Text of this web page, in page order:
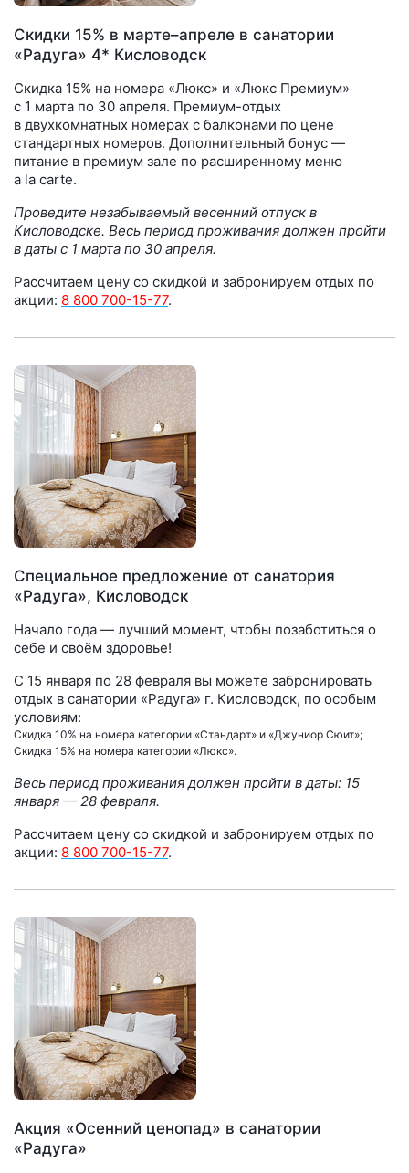
Скидки 15% в марте–апреле в санатории
«Радуга» 4* Кисловодск
Скидка 15% на номера «Люкс» и «Люкс Премиум»
с 1 марта по 30 апреля. Премиум-отдых
в двухкомнатных номерах с балконами по цене
стандартных номеров. Дополнительный бонус —
питание в премиум зале по расширенному меню
a la carte.
Проведите незабываемый весенний отпуск в
Кисловодске. Весь период проживания должен пройти
в даты с 1 марта по 30 апреля.
Рассчитаем цену со скидкой и забронируем отдых по
акции: 8 800 700-15-77.
Специальное предложение от санатория
«Радуга», Кисловодск
Начало года — лучший момент, чтобы позаботиться о
себе и своём здоровье!
С 15 января по 28 февраля вы можете забронировать
отдых в санатории «Радуга» г. Кисловодск, по особым
условиям:
Скидка 10% на номера категории «Стандарт» и «Джуниор Сюит»;
Скидка 15% на номера категории «Люкс».
Весь период проживания должен пройти в даты: 15
января — 28 февраля.
Рассчитаем цену со скидкой и забронируем отдых по
акции: 8 800 700-15-77.
Акция «Осенний ценопад» в санатории
«Радуга»